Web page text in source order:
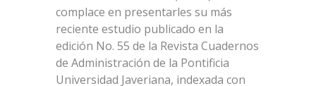
complace en presentarles su más
reciente estudio publicado en la
edición No. 55 de la Revista Cuadernos
de Administración de la Pontificia
Universidad Javeriana, indexada con